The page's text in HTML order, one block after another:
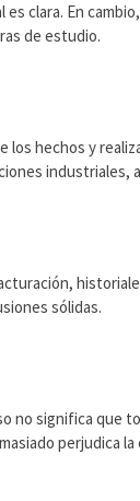
clara. En
de estudio.
hechos y
industriales,
sólidas.
significa que
perjudica